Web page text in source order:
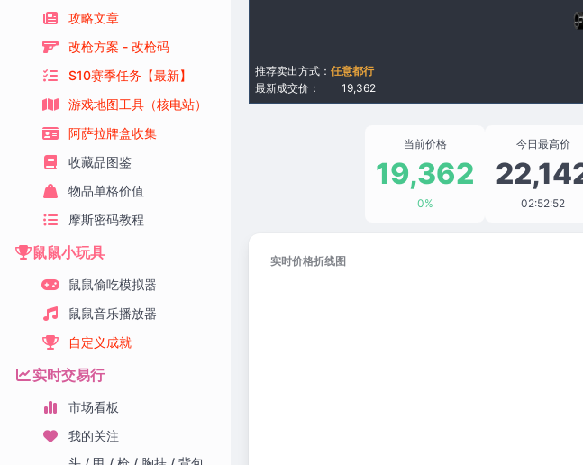
攻略文章
改枪方案 - 改枪码
S10赛季任务【最新】
游戏地图工具（核电站）
阿萨拉牌盒收集
收藏品图鉴
物品单格价值
摩斯密码教程
鼠鼠小玩具
鼠鼠偷吃模拟器
鼠鼠音乐播放器
自定义成就
实时交易行
市场看板
我的关注
最新成交价： 19,362
推荐卖出方式： 任意都行
当前价格
19,362
0%
今日最高价
02:52:52
实时价格折线图